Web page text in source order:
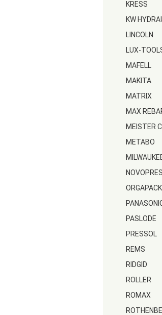
KRESS
KW
LINCOLN
LUX-
MAFELL
MAKITA
MATRIX
MAX
MEISTER
METABO
ORGAPACK
PASLODE
PRESSOL
REMS
RIDGID
ROLLER
ROMAX